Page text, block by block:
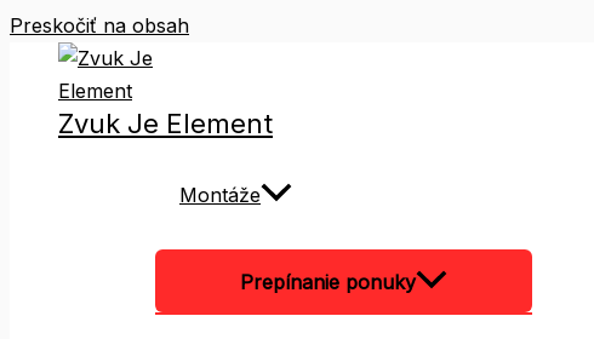
Preskočiť na obsah
Zvuk Je Element
Montáže
Prepínanie ponuky